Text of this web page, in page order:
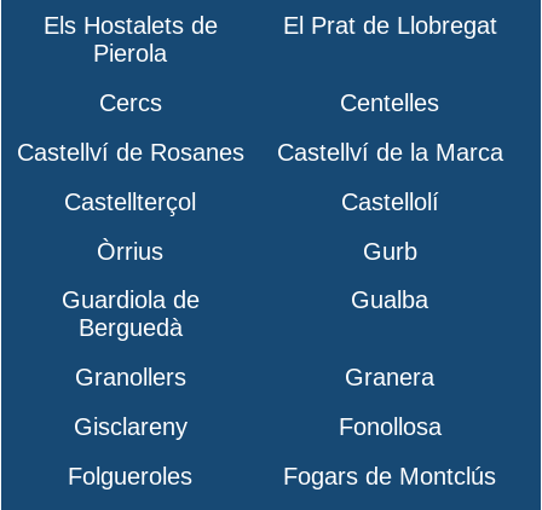
Els Hostalets de
Pierola
El Prat de Llobregat
Cercs
Centelles
Castellví de Rosanes
Castellví de la Marca
Castellterçol
Castellolí
Òrrius
Gurb
Guardiola de
Berguedà
Gualba
Granollers
Granera
Gisclareny
Fonollosa
Folgueroles
Fogars de Montclús